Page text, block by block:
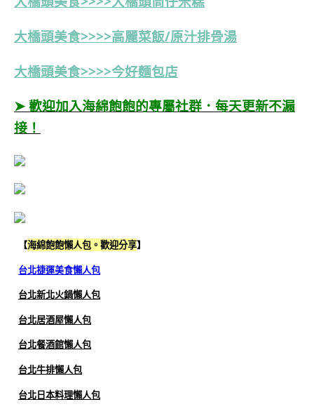
大橋頭美食>>>>高麗菜飯/原汁排骨湯
大橋頭美食>>>>今好麵包店
➤ 歡迎加入海綿飽飽的專屬社群．每天更新不漏
接！
【海綿飽飽懶人包。歡迎分享】
台北捷運美食懶人包
台北新北火鍋懶人包
台北居酒屋懶人包
台北餐酒館懶人包
台北牛排懶人包
台北日本料理懶人包